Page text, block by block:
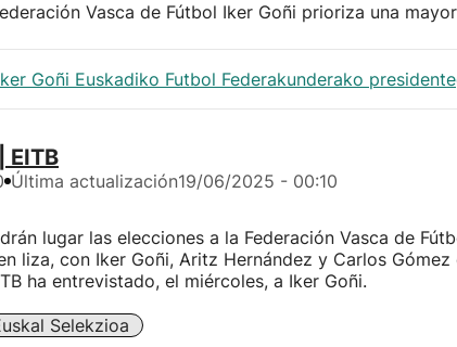
Vasca de Fútbol Iker Goñi prioriza una
Goñi Euskadiko Futbol Federakunderako
EITB
Última actualización19/06/2025 - 00:10
lugar las elecciones a la Federación Vasca de
liza, con Iker Goñi, Aritz Hernández y Carlos
ha entrevistado, el miércoles, a Iker Goñi.
Selekzioa